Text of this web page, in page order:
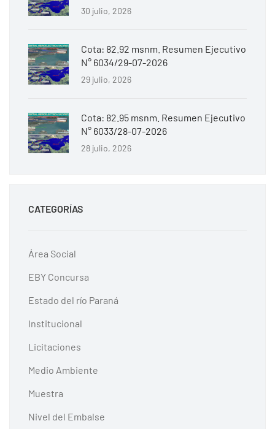
30 julio, 2026
Cota: 82.92 msnm. Resumen Ejecutivo
N° 6034/29-07-2026
29 julio, 2026
Cota: 82.95 msnm. Resumen Ejecutivo
N° 6033/28-07-2026
28 julio, 2026
CATEGORÍAS
Área Social
EBY Concursa
Estado del río Paraná
Institucional
Licitaciones
Medio Ambiente
Muestra
Nivel del Embalse